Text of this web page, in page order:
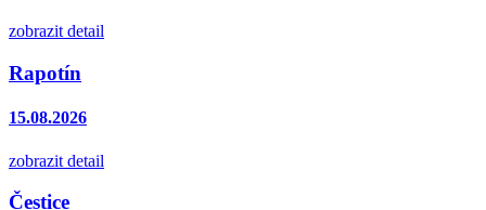
zobrazit detail
Rapotín
15.08.2026
zobrazit detail
Čestice